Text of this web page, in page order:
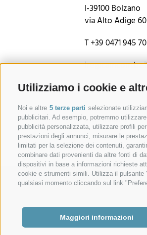
Utilizziamo i cookie e
Noi e altre 5 terze parti selezionate
pubblicitari. Ad esempio, potremmo
pubblicità personalizzata, utilizzare profili
prestazioni degli annunci, misurare le
limitati per la selezione dei contenuti,
combinare dati provenienti da altre fonti di
dispositivi in base a informazioni richieste
cookie e strumenti simili. Utilizza il pulsante
qualsiasi momento cliccando sul link
Maggiori informazioni
I-39100 Bolzano
via Alto Adige 60
T +39 0471 945
P. IVA: 01716880214